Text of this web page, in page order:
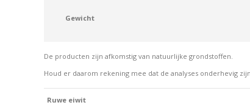
Gewicht
De producten zijn afkomstig van natuurlijke grondstoffen.
Houd er daarom rekening mee dat de analyses onderhevig
Ruwe eiwit